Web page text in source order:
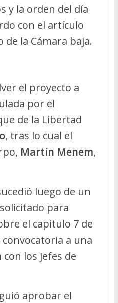
y la orden del día
con el artículo
de la Cámara baja.
el proyecto a
por el
de la Libertad
, tras lo cual el
Martín Menem,
luego de un
para
el capitulo 7 de
a una
los jefes de
aprobar el